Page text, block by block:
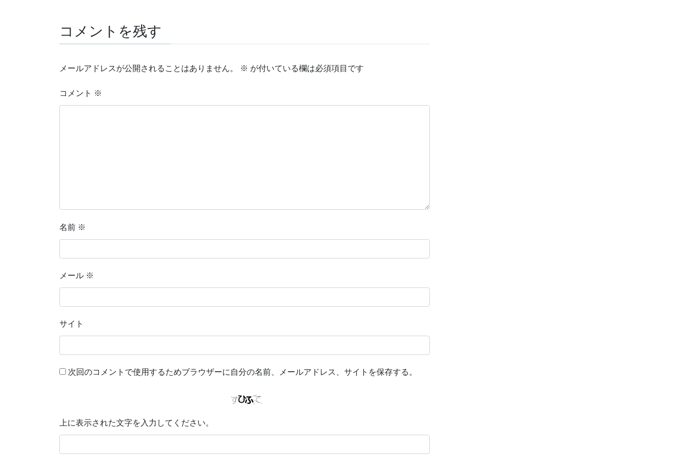
コメントを残す
メールアドレスが公開されることはありません。 ※ が付いている欄は必須項目です
コメント ※
名前 ※
メール ※
サイト
次回のコメントで使用するためブラウザーに自分の名前、メールアドレス、サイトを保存する。
上に表示された文字を入力してください。